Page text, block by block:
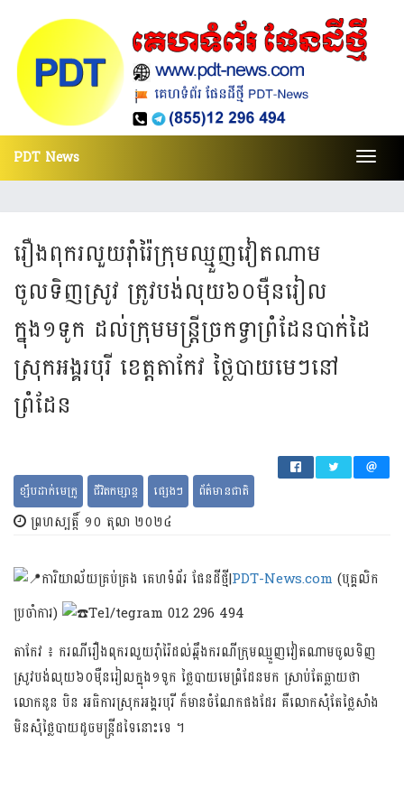
PDT News
រឿងពុករលួយរុាំរ៉ៃក្រុមឈ្មួញវៀតណាម
ចូលទិញស្រូវ​ ត្រូវបង់លុយ៦០ម៉ឺនរៀល
ក្នុង១ទូក ដល់ក្រុមមន្ត្រីច្រកទ្វាព្រំដែនបាក់ដៃ
ស្រុកអង្គរ​បុរី ខេត្តតាកែវ ថ្លៃបាយមេៗនៅ
ព្រំដែន
ខ្សឹប​ដាក់​មេក្រូ ជី​វិតកម្សាន្ត ផ្សេងៗ ព័ត៌​មានជាតិ
ព្រហស្បត្តិ៍ ១០ តុលា ២០២៤
ការិយាល័យគ្រប់គ្រង គេហទំព័រ ផែនដីថ្មី|PDT-News.com (បុគ្គលិក
ប្រចាំការ)
Tel/tegram 012 296 494
តាកែវ ៖ ករណីរឿងពុករលួយរុាំរ៉ៃដល់ឆ្អឹងករណីក្រុមឈ្មួញវៀតណាមចូលទិញ
ស្រូវ​បង់លុយ៦០ម៉ឺនរៀលក្នុង១ទូក ថ្លៃបាយមេព្រំដែនមក ស្រាប់តែធ្លាយថា
លោកនូន បិន អធិការស្រុកអង្គរ​បុរី ក៏មានចំណែក​ផងដែរ គឺលោកសុំតែថ្លៃសាំង
មិនសុំថ្លៃបាយដូចមន្ត្រីដទៃនោះទេ ។​